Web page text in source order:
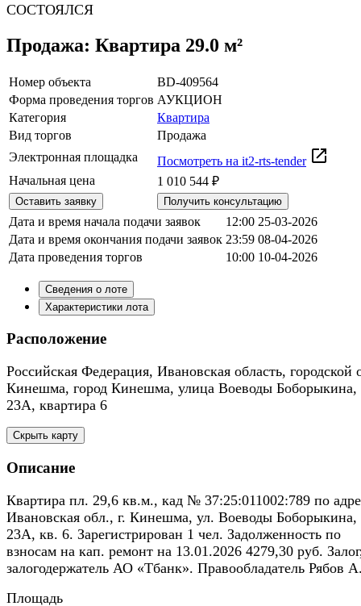
СОСТОЯЛСЯ
Продажа: Квартира 29.0 м²
Номер объекта
BD-409564
Форма проведения торгов АУКЦИОН
Категория
Квартира
Вид торгов
Продажа
Электронная площадка
Посмотреть на it2-rts-tender
Начальная цена
1 010 544 ₽
Оставить заявку Получить консультацию
Дата и время начала подачи заявок
12:00 25-03-2026
Дата и время окончания подачи заявок 23:59 08-04-2026
Дата проведения торгов
10:00 10-04-2026
Сведения о лоте
Характеристики лота
Расположение
Российская Федерация, Ивановская область, городской
Кинешма, город Кинешма, улица Воеводы Боборыкина,
23А, квартира 6
Скрыть карту
Описание
Квартира пл. 29,6 кв.м., кад № 37:25:011002:789 по
Ивановская обл., г. Кинешма, ул. Воеводы Боборыкина,
23А, кв. 6. Зарегистрирован 1 чел. Задолженность по
взносам на кап. ремонт на 13.01.2026 4279,30 руб.
залогодержатель АО «Тбанк». Правообладатель Рябов
Площадь